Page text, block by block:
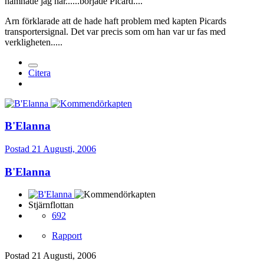
Arn förklarade att de hade haft problem med kapten Picards
transportersignal. Det var precis som om han var ur fas med
verkligheten.....
Citera
B'Elanna
Postad 21 Augusti, 2006
B'Elanna
Stjärnflottan
692
Rapport
Postad 21 Augusti, 2006